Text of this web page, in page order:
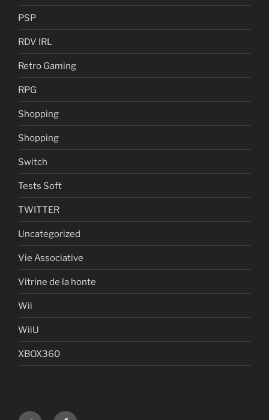
PSP
RDV IRL
Retro Gaming
RPG
Shopping
Shopping
Switch
Tests Soft
TWITTER
Uncategorized
Vie Associative
Vitrine de la honte
Wii
WiiU
XBOX360